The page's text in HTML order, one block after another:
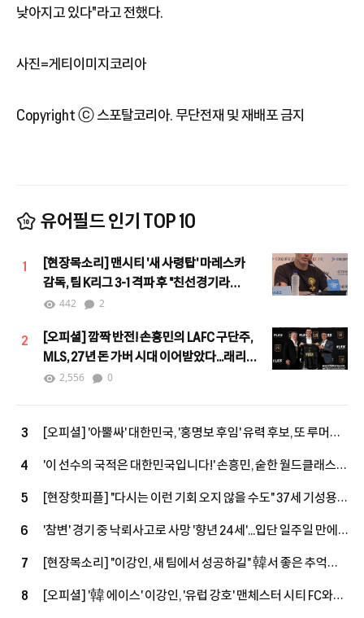
낮아지고 있다"라고 전했다.
사진=게티이미지코리아
Copyright ⓒ 스포탈코리아. 무단전재 및 재배포 금지
유어필드 인기 TOP 10
1
[현장목소리] 맨시티 '새 사령탑' 마레스카
감독, 팀 K리그 3-1 격파 후 "친선경기라
할지라도 결과는 중요"
442 2
2
[오피셜] 깜짝 반전! 손흥민의 LAFC 구단주,
MLS, 27년 돈 가버 시대 이어받았다...래리
버그 차기 커미셔너로 선임
2,556 0
3
[오피셜] '아뿔싸' 대한민국, '홍명보 후임' 유력 후보, 또 루머에
4
'이 선수의 국적은 대한민국입니다!' 손흥민, 숱한 월드클래스
5
[현장핫피플] "다시는 이런 기회 오지 않을 수도" 37세 기성용,
6
'참변' 경기 중 낙뢰사고로 사망 '향년 24세'...입단 일주일 만에
7
[현장목소리] "이강인, 새 팀에서 성공하길" 韓서 좋은 추억
8
[오피셜] '韓 에이스' 이강인, '유럽 강호' 맨체스터 시티 FC와